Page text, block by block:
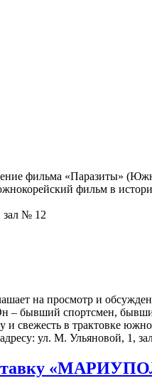
фильма «Паразиты»
фильм в
зал № 12
на просмотр и
– бывший спортсмен,
и свежесть в трактовке
ул. М. Ульяновой, 1,